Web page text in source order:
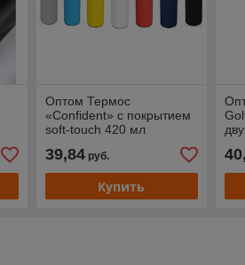
Оптом Термос
«Confident» с покрытием
soft-touch 420 мл
39,84руб.
Купить